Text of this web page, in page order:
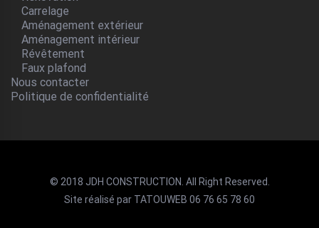
Carrelage
Aménagement extérieur
Aménagement intérieur
Révêtement
Faux plafond
Nous contacter
Politique de confidentialité
© 2018 JDH CONSTRUCTION. All Right Reserved.
Site réalisé par TATOUWEB 06 76 65 78 60